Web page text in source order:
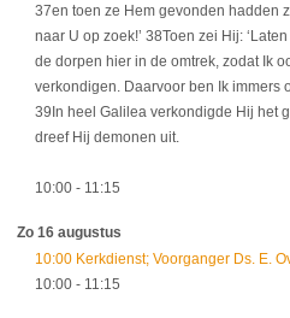
37en toen ze Hem gevonden hadden
naar U op zoek!’ 38Toen zei Hij:
de dorpen hier in de omtrek, zodat Ik
verkondigen. Daarvoor ben Ik immers
39In heel Galilea verkondigde Hij het
dreef Hij demonen uit.
10:00 - 11:15
Zo 16 augustus
10:00 Kerkdienst; Voorganger Ds. E.
10:00 - 11:15